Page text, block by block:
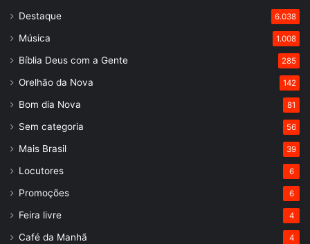
Destaque 6.038
Música 1.008
Bíblia Deus com a Gente 285
Orelhão da Nova 142
Bom dia Nova 81
Sem categoria 56
Mais Brasil 39
Locutores 6
Promoções 6
Feira livre 4
Café da Manhã 4